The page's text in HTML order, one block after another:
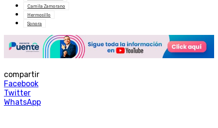
Camila Zamorano
Hermosillo
Sonora
compartir
Facebook
Twitter
WhatsApp